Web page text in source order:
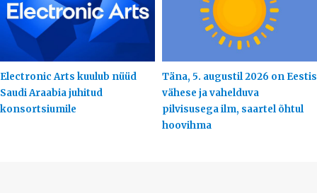
Electronic Arts kuulub nüüd
Saudi Araabia juhitud
konsortsiumile
Täna, 5. augustil 2026 on Eestis
vähese ja vahelduva
pilvisusega ilm, saartel õhtul
hoovihma